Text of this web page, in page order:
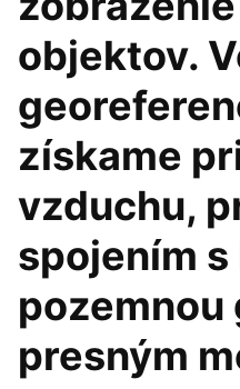
objektov.
získame
vzduchu,
spojením
pozemnou
presným